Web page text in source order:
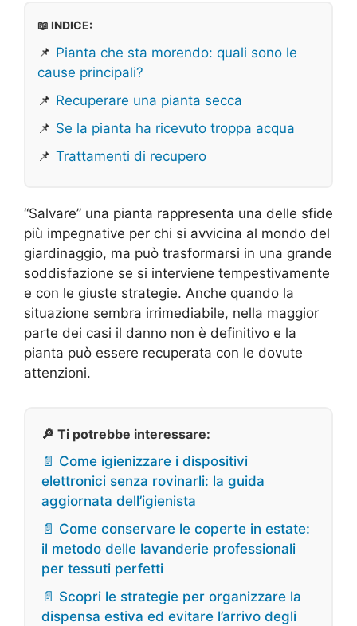
📖 INDICE:
📌 Pianta che sta morendo: quali sono le
cause principali?
📌 Recuperare una pianta secca
📌 Se la pianta ha ricevuto troppa acqua
📌 Trattamenti di recupero
“Salvare” una pianta rappresenta una delle sfide
più impegnative per chi si avvicina al mondo del
giardinaggio, ma può trasformarsi in una grande
soddisfazione se si interviene tempestivamente
e con le giuste strategie. Anche quando la
situazione sembra irrimediabile, nella maggior
parte dei casi il danno non è definitivo e la
pianta può essere recuperata con le dovute
attenzioni.
🔎 Ti potrebbe interessare:
📄 Come igienizzare i dispositivi
elettronici senza rovinarli: la guida
aggiornata dell’igienista
📄 Come conservare le coperte in estate:
il metodo delle lavanderie professionali
per tessuti perfetti
📄 Scopri le strategie per organizzare la
dispensa estiva ed evitare l’arrivo degli